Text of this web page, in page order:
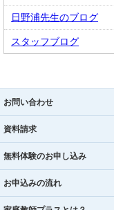
日野浦先生のブログ
スタッフブログ
お問い合わせ
資料請求
無料体験のお申し込み
お申込みの流れ